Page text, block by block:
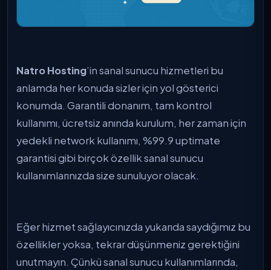
Natro Hosting’in sanal sunucu hizmetleri bu
anlamda her konuda sizler için yol gösterici
konumda. Garantili donanım, tam kontrol
kullanımı, ücretsiz anında kurulum, her zaman için
yedekli network kullanımı, %99.9 uptimate
garantisi gibi birçok özellik sanal sunucu
kullanımlarınızda size sunuluyor olacak.
Eğer hizmet sağlayıcınızda yukarıda saydığımız bu
özellikler yoksa, tekrar düşünmeniz gerektiğini
unutmayın. Çünkü sanal sunucu kullanımlarında,